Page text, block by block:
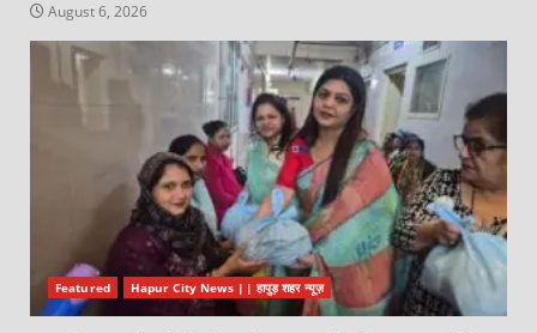
August 6, 2026
Featured Hapur City News || हापुड़ शहर न्यूज़